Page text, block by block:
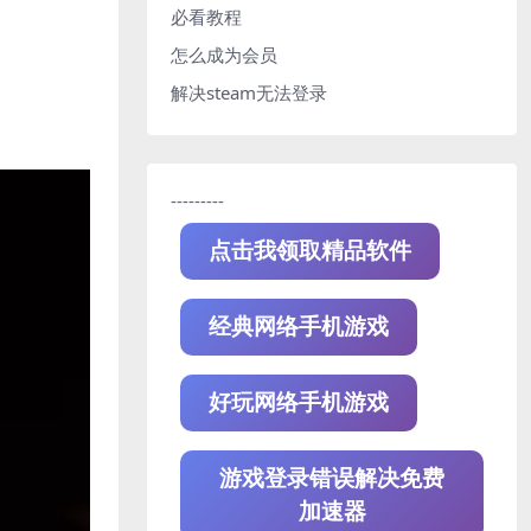
必看教程
怎么成为会员
解决steam无法登录
---------
点击我领取精品软件
经典网络手机游戏
好玩网络手机游戏
游戏登录错误解决免费
加速器